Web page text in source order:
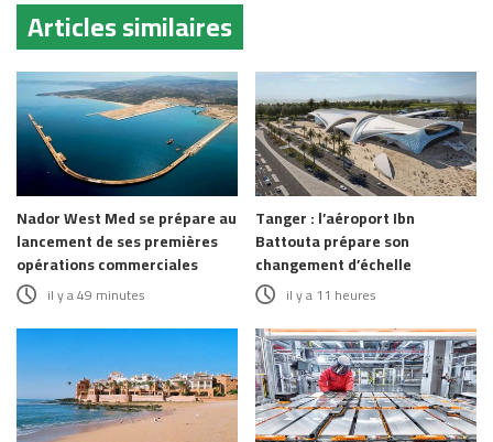
Articles similaires
Nador West Med se prépare au
lancement de ses premières
opérations commerciales
il y a 49 minutes
Tanger : l’aéroport Ibn
Battouta prépare son
changement d’échelle
il y a 11 heures